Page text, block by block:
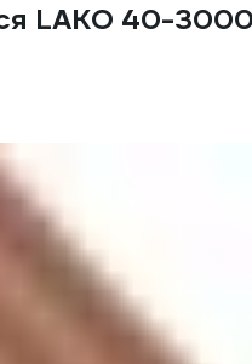
LAKO 40-